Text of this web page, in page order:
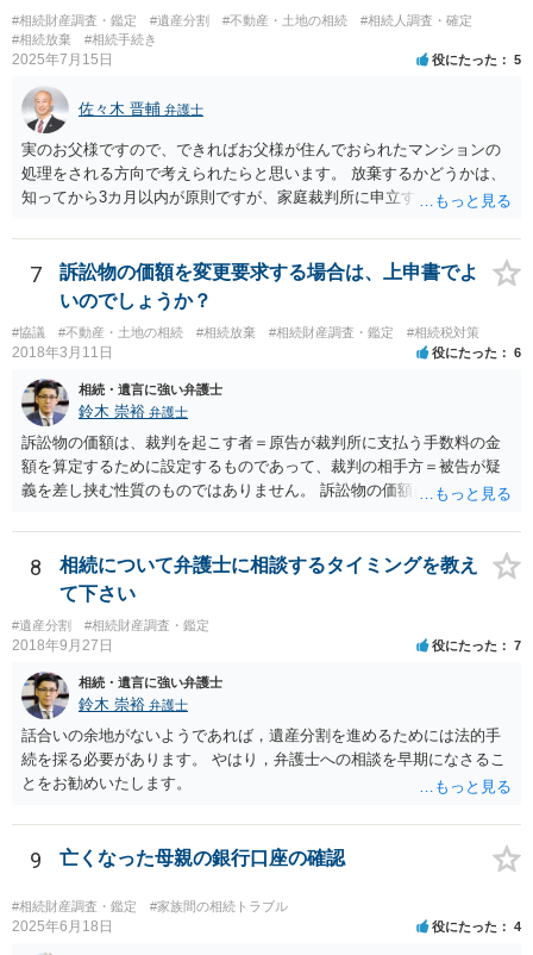
#相続財産調査・鑑定 #遺産分割 #不動産・土地の相続
#相続人調査・確定
#相続放棄
#相続手続き
2025年7月15日 役にたった 5
佐々木 晋輔 弁護士
実のお父様ですので、できればお父様が住んでおられたマンションの
処理をされる方向で考えられたらと思います。 放棄するかどうかは、
知ってから3カ月以内が原則ですが、家庭裁判所に申立すれば3カ月の
放棄するかどうか決めることができます。 銀行やサラ金が数年も放置
することはありませんので、数年後に借金が発見される可能性はほぼ
ありません。 なお、私が扱った相続放棄を検討していた案件で、期間
伸長して調査したところ、サラ金に対する過払金など相当な財産が見
つかったため相続したという事例がありました。
7
訴訟物の価額を変更要求する場合は、上申書でよ
いのでしょうか？
#協議 #不動産・土地の相続 #相続放棄 #相続財産調査・鑑定 #相続税対策
2018年3月11日 役にたった 6
相続・遺言に強い弁護士
鈴木 崇裕 弁護士
訴訟物の価額は、裁判を起こす者＝原告が裁判所に支払う手数料の金
額を算定するために設定するものであって、裁判の相手方＝被告が疑
義を差し挟む性質のものではありません。 訴訟物の価額自体が裁判の
したとしても、変更されることはありません。
8
相続について弁護士に相談するタイミングを教え
て下さい
#遺産分割 #相続財産調査・鑑定
2018年9月27日 役にたった 7
相続・遺言に強い弁護士
鈴木 崇裕 弁護士
話合いの余地がないようであれば，遺産分割を進めるためには法的手
続を採る必要があります。 やはり，弁護士への相談を早期になさるこ
とをお勧めいたします。
9 亡くなった母親の銀行口座の確認
#相続財産調査・鑑定 #家族間の相続トラブル
2025年6月18日 役にたった 4